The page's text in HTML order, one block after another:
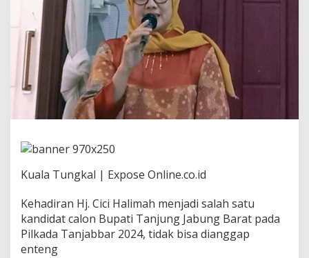
g
u
r
u
s
d
a
e
P
K
S
Kuala Tungkal | Expose Online.co.id
Kehadiran Hj. Cici Halimah menjadi salah satu
kandidat calon Bupati Tanjung Jabung Barat pada
Pilkada Tanjabbar 2024, tidak bisa dianggap
enteng